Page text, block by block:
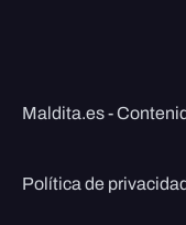
Maldita.es -
Política de